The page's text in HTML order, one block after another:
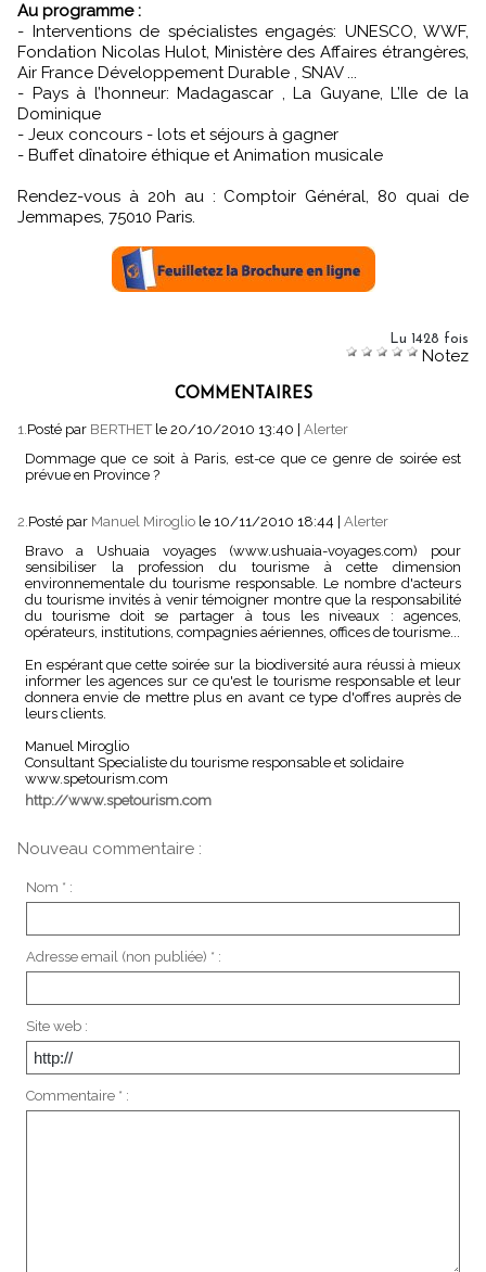
Au programme :
- Interventions de spécialistes engagés: UNESCO, WWF,
Fondation Nicolas Hulot, Ministère des Affaires étrangères,
Air France Développement Durable , SNAV ...
- Pays à l’honneur: Madagascar , La Guyane, L’Ile de la
Dominique
- Jeux concours - lots et séjours à gagner
- Buffet dînatoire éthique et Animation musicale
Rendez-vous à 20h au : Comptoir Général, 80 quai de
Jemmapes, 75010 Paris.
Lu 1428 fois
Notez
COMMENTAIRES
1.Posté par BERTHET le 20/10/2010 13:40
Alerter
Dommage que ce soit à Paris, est-ce que ce genre de soirée est
prévue en Province ?
2.Posté par Manuel Miroglio le 10/11/2010 18:44
Alerter
Bravo a Ushuaia voyages (www.ushuaia-voyages.com) pour
sensibiliser la profession du tourisme à cette dimension
environnementale du tourisme responsable. Le nombre d'acteurs
du tourisme invités à venir témoigner montre que la responsabilité
du tourisme doit se partager à tous les niveaux : agences,
opérateurs, institutions, compagnies aériennes, offices de tourisme...
En espérant que cette soirée sur la biodiversité aura réussi à mieux
informer les agences sur ce qu'est le tourisme responsable et leur
donnera envie de mettre plus en avant ce type d'offres auprès de
leurs clients.
Manuel Miroglio
Consultant Specialiste du tourisme responsable et solidaire
www.spetourism.com
http://www.spetourism.com
Nouveau commentaire :
Nom * :
Adresse email (non publiée) * :
Site web :
Commentaire * :